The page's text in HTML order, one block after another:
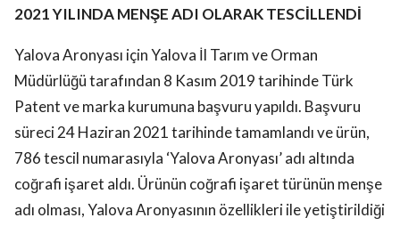
2021 YILINDA MENŞE ADI OLARAK TESCİLLENDİ
Yalova Aronyası için Yalova İl Tarım ve Orman
Müdürlüğü tarafından 8 Kasım 2019 tarihinde Türk
Patent ve marka kurumuna başvuru yapıldı. Başvuru
süreci 24 Haziran 2021 tarihinde tamamlandı ve ürün,
786 tescil numarasıyla ‘Yalova Aronyası’ adı altında
coğrafi işaret aldı. Ürünün coğrafi işaret türünün menşe
adı olması, Yalova Aronyasının özellikleri ile yetiştirildiği